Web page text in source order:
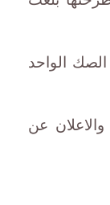
الواحد
عن